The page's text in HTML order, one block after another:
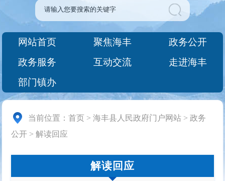
网站首页 聚焦海丰
政务公开
政务服务
互动交流
走进海丰
部门镇办
当前位置：首页 >海丰县人民政府门户网站 >政务
公开 >解读回应
解读回应